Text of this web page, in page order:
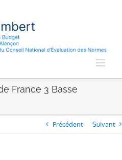
France 3 Basse
Précédent Suivant